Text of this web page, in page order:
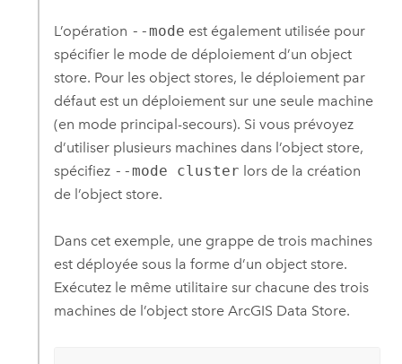
L’opération --mode est également utilisée pour
spécifier le mode de déploiement d’un object
store. Pour les object stores, le déploiement par
défaut est un déploiement sur une seule machine
(en mode principal-secours). Si vous prévoyez
d’utiliser plusieurs machines dans l’object store,
spécifiez --mode cluster lors de la création
de l’object store.
Dans cet exemple, une grappe de trois machines
est déployée sous la forme d’un object store.
Exécutez le même utilitaire sur chacune des trois
machines de l’object store ArcGIS Data Store.